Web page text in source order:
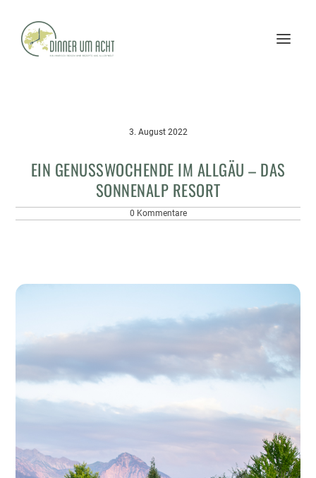
3. August 2022
EIN GENUSSWOCHENDE IM ALLGÄU – DAS
SONNENALP RESORT
0 Kommentare